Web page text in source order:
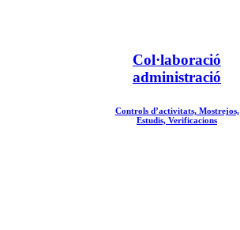
Col·laboració
administració
Controls d’activitats, Mostrejos,
Estudis, Verificacions